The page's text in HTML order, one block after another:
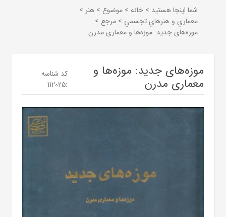
شما اینجا هستید > خانه > موضوع > هنر >
معماري و هنرهاي تجسمي > مرجع >
موزه‌های جدید: موزه‌ها و معماری مدرن
موزه‌های جدید: موزه‌ها و
معماری مدرن
کد شناسه
:
112025